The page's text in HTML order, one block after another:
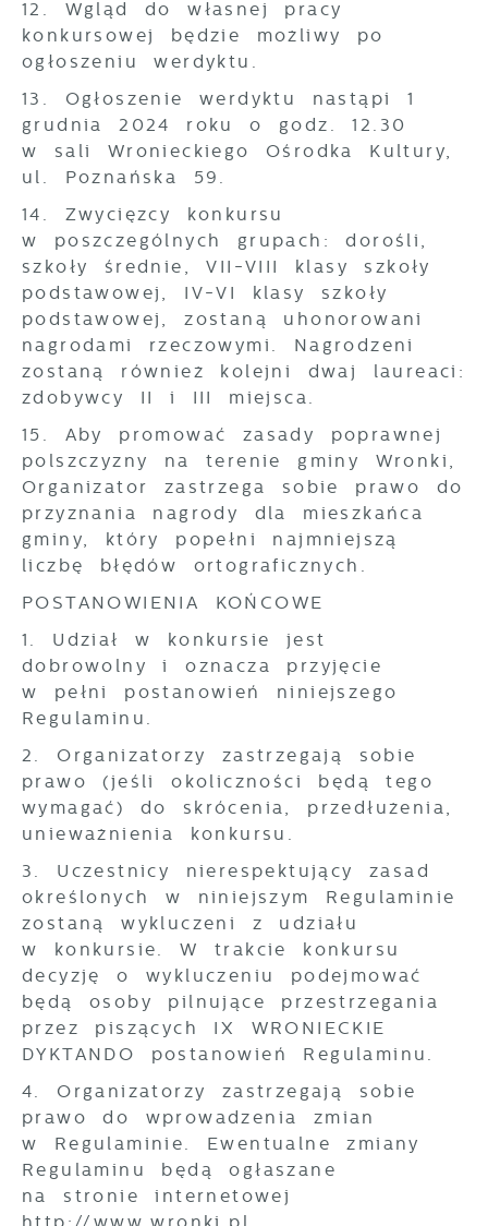
12. Wgląd do własnej pracy
konkursowej będzie możliwy po
ogłoszeniu werdyktu.
13. Ogłoszenie werdyktu nastąpi 1
grudnia 2024 roku o godz. 12.30
w sali Wronieckiego Ośrodka Kultury,
ul. Poznańska 59.
14. Zwycięzcy konkursu
w poszczególnych grupach: dorośli,
szkoły średnie, VII-VIII klasy szkoły
podstawowej, IV-VI klasy szkoły
podstawowej, zostaną uhonorowani
nagrodami rzeczowymi. Nagrodzeni
zostaną również kolejni dwaj laureaci:
zdobywcy II i III miejsca.
15. Aby promować zasady poprawnej
polszczyzny na terenie gminy Wronki,
Organizator zastrzega sobie prawo do
przyznania nagrody dla mieszkańca
gminy, który popełni najmniejszą
liczbę błędów ortograficznych.
POSTANOWIENIA KOŃCOWE
1. Udział w konkursie jest
dobrowolny i oznacza przyjęcie
w pełni postanowień niniejszego
Regulaminu.
2. Organizatorzy zastrzegają sobie
prawo (jeśli okoliczności będą tego
wymagać) do skrócenia, przedłużenia,
unieważnienia konkursu.
3. Uczestnicy nierespektujący zasad
określonych w niniejszym Regulaminie
zostaną wykluczeni z udziału
w konkursie. W trakcie konkursu
decyzję o wykluczeniu podejmować
będą osoby pilnujące przestrzegania
przez piszących IX WRONIECKIE
DYKTANDO postanowień Regulaminu.
4. Organizatorzy zastrzegają sobie
prawo do wprowadzenia zmian
w Regulaminie. Ewentualne zmiany
Regulaminu będą ogłaszane
na stronie internetowej